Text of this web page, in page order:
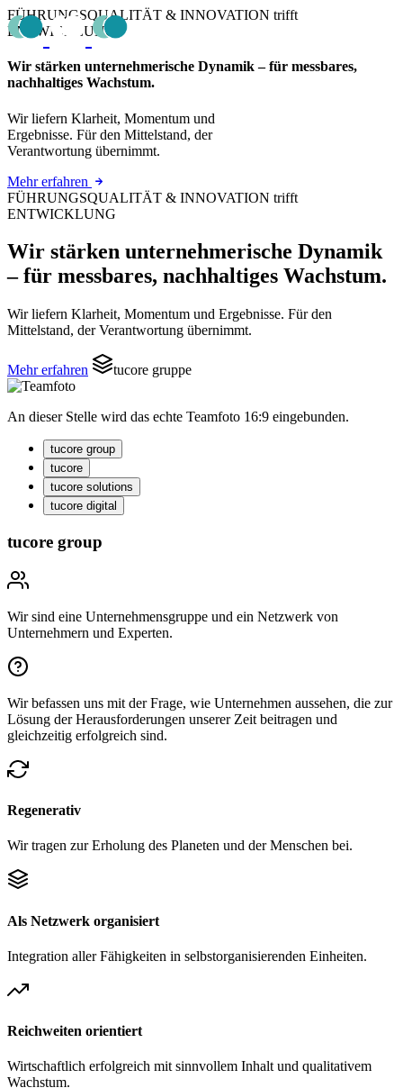
FÜHRUNGSQUALITÄT & INNOVATION trifft
ENTWICKLUNG
Wir stärken unternehmerische Dynamik – für messbares,
nachhaltiges Wachstum.
Wir liefern Klarheit, Momentum und
Ergebnisse. Für den Mittelstand, der
Verantwortung übernimmt.
Mehr erfahren
FÜHRUNGSQUALITÄT & INNOVATION trifft
ENTWICKLUNG
Wir stärken unternehmerische Dynamik
– für messbares, nachhaltiges Wachstum.
Wir liefern Klarheit, Momentum und Ergebnisse. Für den
Mittelstand, der Verantwortung übernimmt.
Mehr erfahren tucore gruppe
An dieser Stelle wird das echte Teamfoto 16:9 eingebunden.
tucore group
tucore
tucore solutions
tucore digital
tucore group
Wir sind eine Unternehmensgruppe und ein Netzwerk von
Unternehmern und Experten.
Wir befassen uns mit der Frage, wie Unternehmen aussehen, die zur
Lösung der Herausforderungen unserer Zeit beitragen und
gleichzeitig erfolgreich sind.
Regenerativ
Wir tragen zur Erholung des Planeten und der Menschen bei.
Als Netzwerk organisiert
Integration aller Fähigkeiten in selbstorganisierenden Einheiten.
Reichweiten orientiert
Wirtschaftlich erfolgreich mit sinnvollem Inhalt und qualitativem
Wachstum.